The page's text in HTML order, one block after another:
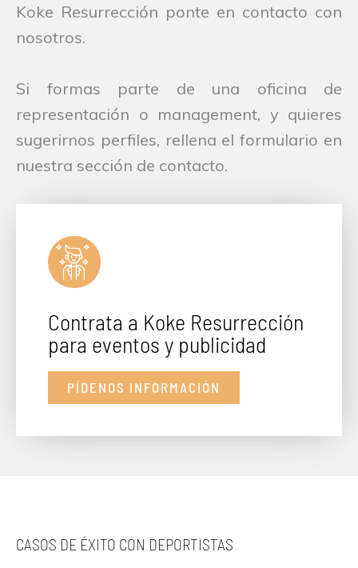
Koke Resurrección ponte en contacto con
nosotros.
Si formas parte de una oficina de
representación o management, y quieres
sugerirnos perfiles, rellena el formulario en
nuestra sección de contacto.
Contrata a Koke Resurrección
para eventos y publicidad
PÍDENOS INFORMACIÓN
CASOS DE ÉXITO CON DEPORTISTAS